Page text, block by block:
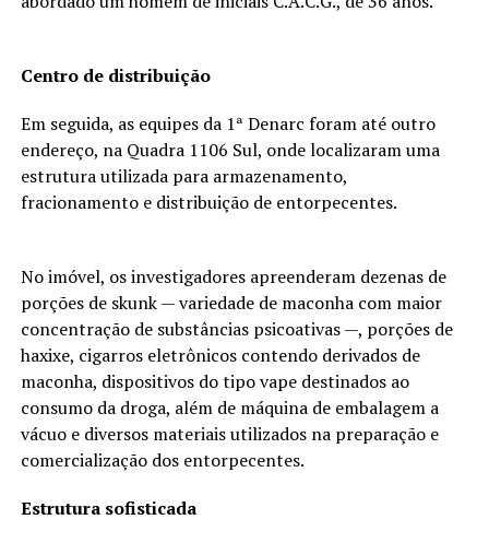
Centro de distribuição
Em seguida, as equipes da 1ª Denarc foram até outro
endereço, na Quadra 1106 Sul, onde localizaram uma
estrutura utilizada para armazenamento,
fracionamento e distribuição de entorpecentes.
No imóvel, os investigadores apreenderam dezenas de
porções de skunk — variedade de maconha com maior
concentração de substâncias psicoativas —, porções de
haxixe, cigarros eletrônicos contendo derivados de
maconha, dispositivos do tipo vape destinados ao
consumo da droga, além de máquina de embalagem a
vácuo e diversos materiais utilizados na preparação e
comercialização dos entorpecentes.
Estrutura sofisticada